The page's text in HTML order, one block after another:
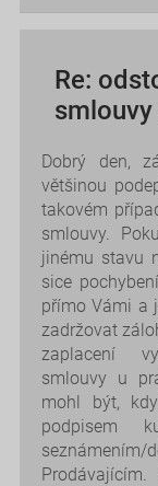
Re:
Dobrý den,
většinou
takovém
smlouvy.
jinému stavu
sice
přímo Vámi a
zadržovat
zaplacení
smlouvy u
mohl být,
podpisem